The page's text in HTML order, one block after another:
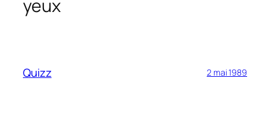
yeux
Quizz 2 mai 1989